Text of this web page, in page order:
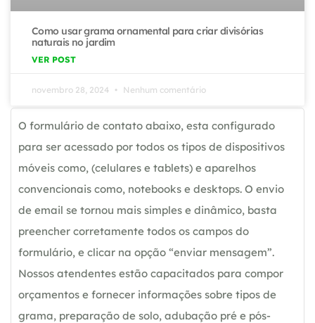
Como usar grama ornamental para criar divisórias
naturais no jardim
VER POST
novembro 28, 2024 Nenhum comentário
O formulário de contato abaixo, esta configurado
para ser acessado por todos os tipos de dispositivos
móveis como, (celulares e tablets) e aparelhos
convencionais como, notebooks e desktops. O envio
de email se tornou mais simples e dinâmico, basta
preencher corretamente todos os campos do
formulário, e clicar na opção “enviar mensagem”.
Nossos atendentes estão capacitados para compor
orçamentos e fornecer informações sobre tipos de
grama, preparação de solo, adubação pré e pós-